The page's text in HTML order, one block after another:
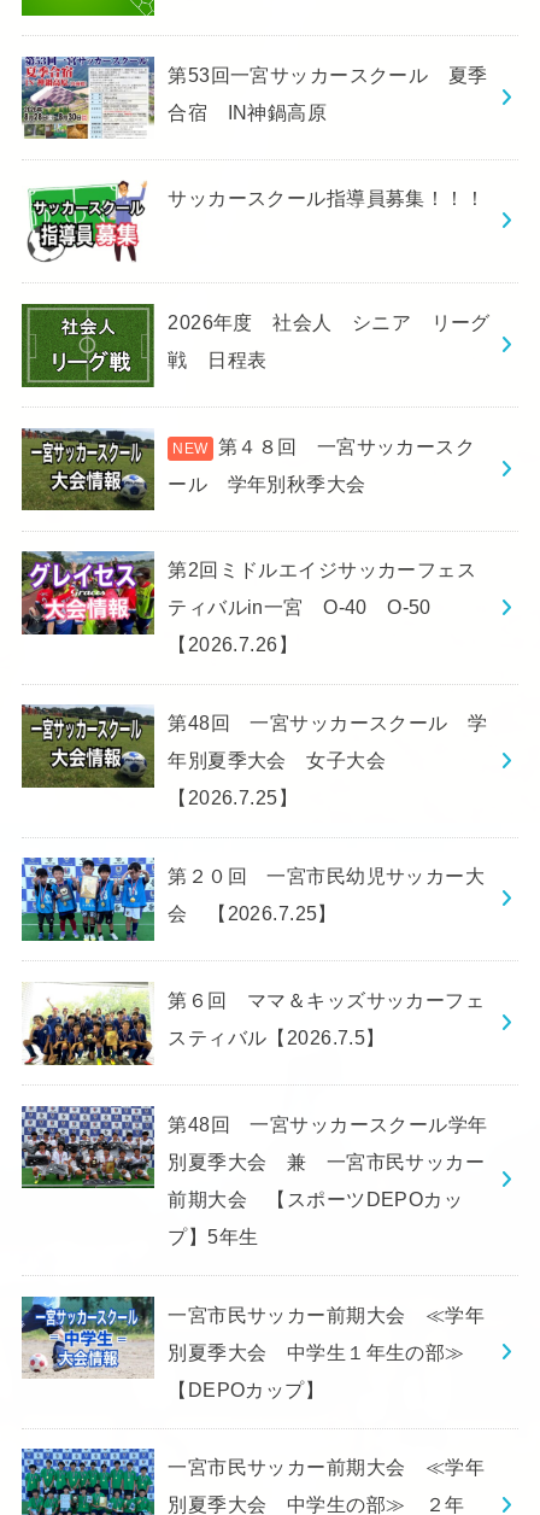
第53回一宮サッカースクール 夏季
合宿 IN神鍋高原
サッカースクール指導員募集！！！
2026年度 社会人 シニア リーグ
戦 日程表
第４８回 一宮サッカースク
ール 学年別秋季大会
第2回ミドルエイジサッカーフェス
ティバルin一宮 O-40 O-50
【2026.7.26】
第48回 一宮サッカースクール 学
年別夏季大会 女子大会
【2026.7.25】
第２０回 一宮市民幼児サッカー大
会 【2026.7.25】
第６回 ママ＆キッズサッカーフェ
スティバル【2026.7.5】
第48回 一宮サッカースクール学年
別夏季大会 兼 一宮市民サッカー
前期大会 【スポーツDEPOカッ
プ】5年生
一宮市民サッカー前期大会 ≪学年
別夏季大会 中学生１年生の部≫
【DEPOカップ】
一宮市民サッカー前期大会 ≪学年
別夏季大会 中学生の部≫ ２年